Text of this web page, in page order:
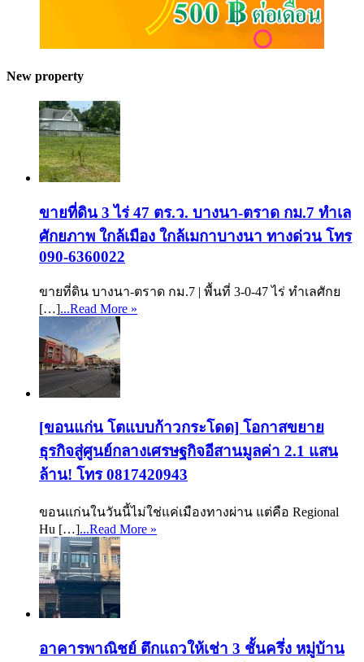
New property
ขายที่ดิน 3 ไร่ 47 ตร.ว. บางนา-ตราด กม.7 ทำเล
ศักยภาพ ใกล้เมือง ใกล้เมกาบางนา ทางด่วน โทร
090-6360022
ขายที่ดิน บางนา-ตราด กม.7 | พื้นที่ 3-0-47 ไร่ ทำเลศักย
[…]...Read More »
[ขอนแก่น โตแบบก้าวกระโดด] โอกาสขยาย
ธุรกิจสู่ศูนย์กลางเศรษฐกิจอีสานมูลค่า 2.1 แสน
ล้าน! โทร 0817420943
ขอนแก่นในวันนี้ไม่ใช่แค่เมืองทางผ่าน แต่คือ Regional
Hu […]...Read More »
อาคารพาณิชย์ ตึกแถวให้เช่า 3 ชั้นครึ่ง หมู่บ้าน